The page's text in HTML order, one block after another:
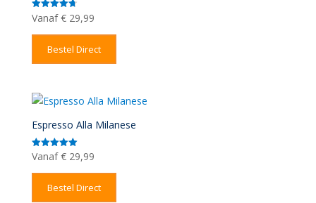
Gewaardeerd
4.71
Vanaf €29,99
Bestel Direct
Espresso Alla Milanese
Gewaardeerd
5.00
uit 5
Vanaf €29,99
Bestel Direct